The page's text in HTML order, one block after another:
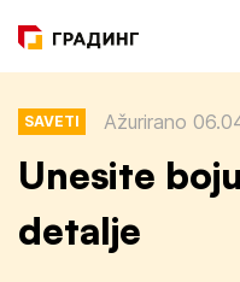
SAVETI Ažurirano
Unesite
detalje